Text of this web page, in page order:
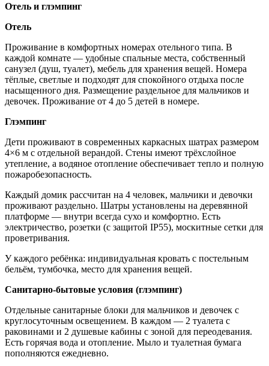
Отель и глэмпинг
Отель
Проживание в комфортных номерах отельного типа. В
каждой комнате — удобные спальные места, собственный
санузел (душ, туалет), мебель для хранения вещей. Номера
тёплые, светлые и подходят для спокойного отдыха после
насыщенного дня. Размещение раздельное для мальчиков и
девочек. Проживание от 4 до 5 детей в номере.
Глэмпинг
Дети проживают в современных каркасных шатрах размером
4×6 м с отдельной верандой. Стены имеют трёхслойное
утепление, а водяное отопление обеспечивает тепло и полную
пожаробезопасность.
Каждый домик рассчитан на 4 человек, мальчики и девочки
проживают раздельно. Шатры установлены на деревянной
платформе — внутри всегда сухо и комфортно. Есть
электричество, розетки (с защитой IP55), москитные сетки для
проветривания.
У каждого ребёнка: индивидуальная кровать с постельным
бельём, тумбочка, место для хранения вещей.
Санитарно-бытовые условия (глэмпинг)
Отдельные санитарные блоки для мальчиков и девочек с
круглосуточным освещением. В каждом — 2 туалета с
раковинами и 2 душевые кабины с зоной для переодевания.
Есть горячая вода и отопление. Мыло и туалетная бумага
пополняются ежедневно.